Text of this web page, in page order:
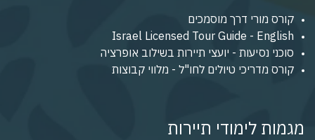
קורס מורי דרך מוסמכים
Israel Licensed Tour Guide - English
סוכני נסיעות - יועצי תיירות בשילוב אופרציה
קורס מדריכי טיולים לחו"ל - מלווי קבוצות
מגמות לימודי תיירות